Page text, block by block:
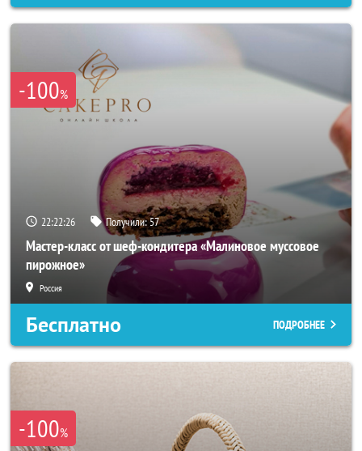
-100%
22:22:23 Получили:57
Мастер-класс от шеф-кондитера «Малиновое муссовое
пирожное»
Россия
Бесплатно ПОДРОБНЕЕ
-100%